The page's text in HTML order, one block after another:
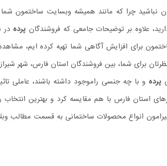
نباشید چرا که مانند همیشه وبسایت ساختمون
علاوه بر توضیحات جامعی که فروشندگان پرده در
برای افزایش آگاهی شما تهیه کرده ایم، مشاهده
برای شما، بین فروشندگان استان فارس، شهر
پرده و با چه جنسی راموجود داشته باشند، عاملی
استان فارس با هم مقایسه کرد و بهترین انتخاب
پیرامون انواع محصولات ساختمانی به قسمت مطالب